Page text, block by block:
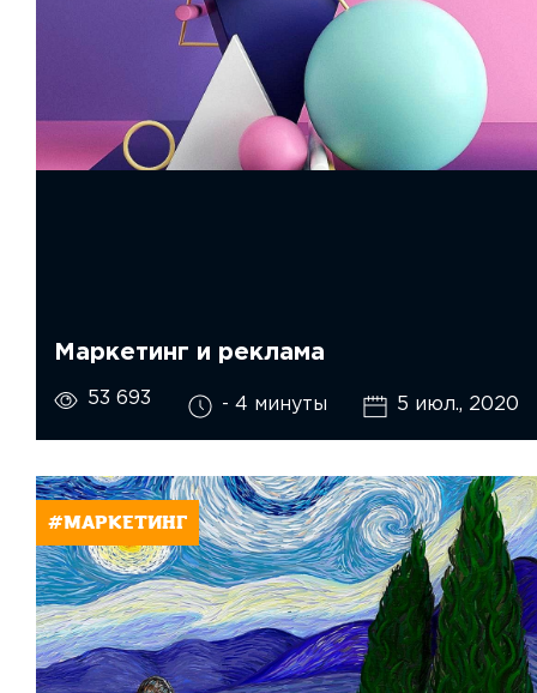
Маркетинг и реклама
53 693 - 4 минуты 5 июл., 2020
#МАРКЕТИНГ